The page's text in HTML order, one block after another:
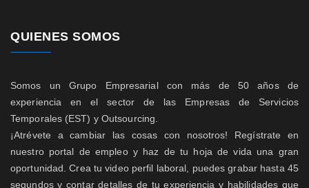
QUIENES SOMOS
Somos un Grupo Empresarial con más de 50 años de
experiencia en el sector de las Empresas de Servicios
Temporales (EST) y Outsourcing.
¡Atrévete a cambiar las cosas con nosotros! Regístrate en
nuestro portal de empleo y haz de tu hoja de vida una gran
oportunidad. Crea tu video perfil laboral, puedes grabar hasta 45
segundos y contar detalles de tu experiencia y habilidades que